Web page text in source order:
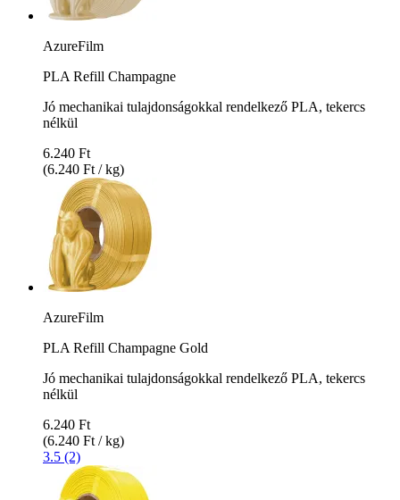
AzureFilm
PLA Refill Champagne
Jó mechanikai tulajdonságokkal rendelkező PLA, tekercs
nélkül
6.240 Ft
(6.240 Ft / kg)
AzureFilm
PLA Refill Champagne Gold
Jó mechanikai tulajdonságokkal rendelkező PLA, tekercs
nélkül
6.240 Ft
(6.240 Ft / kg)
3.5 (2)